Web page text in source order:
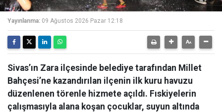
Yayınlanma: 09 Ağustos 2026 Pazar 12:18
Sivas’ın Zara ilçesinde belediye tarafından Millet
Bahçesi’ne kazandırılan ilçenin ilk kuru havuzu
düzenlenen törenle hizmete açıldı. Fıskiyelerin
çalışmasıyla alana koşan çocuklar, suyun altında